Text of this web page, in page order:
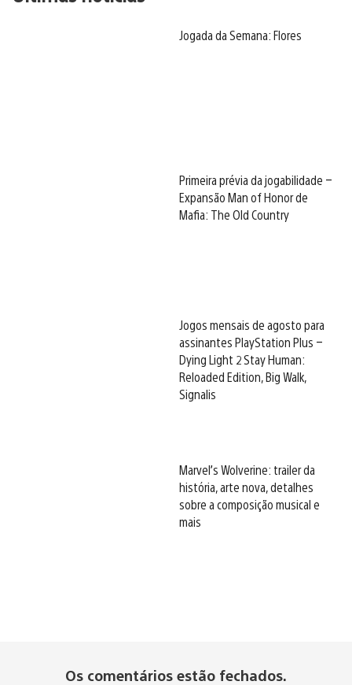
Jogada da Semana: Flores
Primeira prévia da jogabilidade –
Expansão Man of Honor de
Mafia: The Old Country
Jogos mensais de agosto para
assinantes PlayStation Plus –
Dying Light 2 Stay Human:
Reloaded Edition, Big Walk,
Signalis
Marvel’s Wolverine: trailer da
história, arte nova, detalhes
sobre a composição musical e
mais
Os comentários estão fechados.